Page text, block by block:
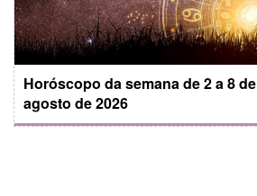
Horóscopo da semana de 2 a 8 de
agosto de 2026